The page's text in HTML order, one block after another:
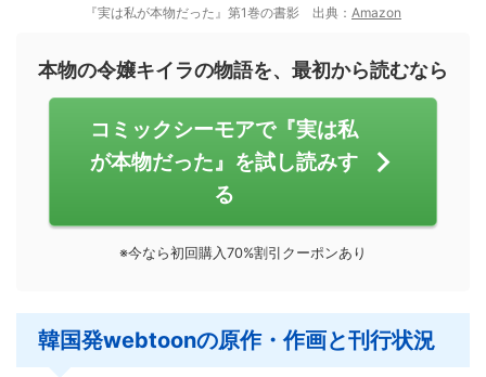
『実は私が本物だった』第1巻の書影 出典： Amazon
本物の令嬢キイラの物語を、最初から読むなら
コミックシーモアで『実は私
が本物だった』を試し読みす
る
※今なら初回購入70%割引クーポンあり
韓国発webtoonの原作・作画と刊行状況